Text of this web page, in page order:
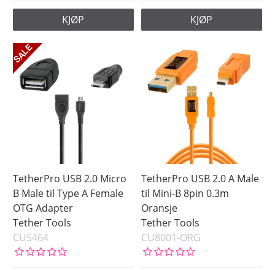
KJØP KJØP
TetherPro USB 2.0 Micro
B Male til Type A Female
OTG Adapter
Tether Tools
CU5464
TetherPro USB 2.0 A Male
til Mini-B 8pin 0.3m
Oransje
Tether Tools
CU8001-ORG